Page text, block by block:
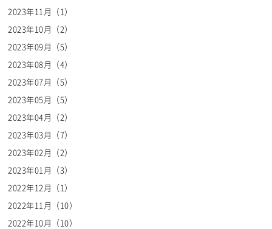
2023年11月（1）
2023年10月（2）
2023年09月（5）
2023年08月（4）
2023年07月（5）
2023年05月（5）
2023年04月（2）
2023年03月（7）
2023年02月（2）
2023年01月（3）
2022年12月（1）
2022年11月（10）
2022年10月（10）